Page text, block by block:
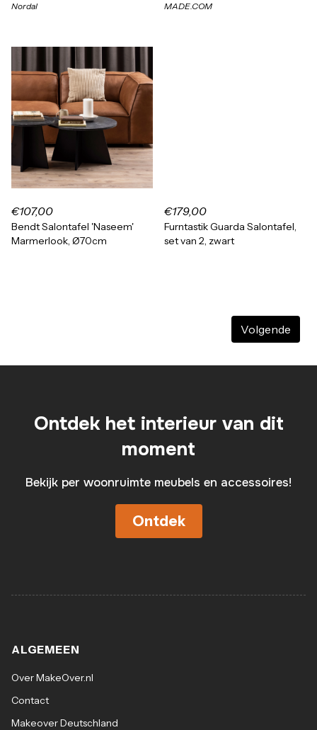
Nordal MADE.COM
€107,00
Bendt Salontafel 'Naseem'
Marmerlook, Ø70cm
€179,00
Furntastik Guarda Salontafel,
set van 2, zwart
Volgende
Ontdek het interieur van dit
moment
Bekijk per woonruimte meubels en accessoires!
Ontdek
ALGEMEEN
Over MakeOver.nl
Contact
Makeover Deutschland